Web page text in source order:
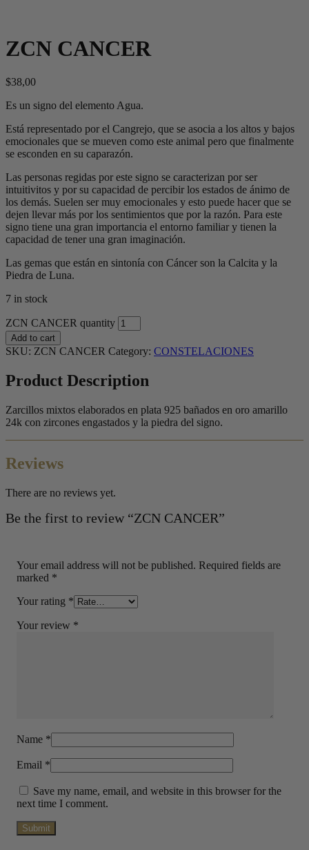
ZCN CANCER
$38,00
Es un signo del elemento Agua.
Está representado por el Cangrejo, que se asocia a los altos y bajos
emocionales que se mueven como este animal pero que finalmente
se esconden en su caparazón.
Las personas regidas por este signo se caracterizan por ser
intuitivitos y por su capacidad de percibir los estados de ánimo de
los demás. Suelen ser muy emocionales y esto puede hacer que se
dejen llevar más por los sentimientos que por la razón. Para este
signo tiene una gran importancia el entorno familiar y tienen la
capacidad de tener una gran imaginación.
Las gemas que están en sintonía con Cáncer son la Calcita y la
Piedra de Luna.
7 in stock
ZCN CANCER quantity
Add to cart
SKU: ZCN CANCER Category: CONSTELACIONES
Product Description
Zarcillos mixtos elaborados en plata 925 bañados en oro amarillo
24k con zircones engastados y la piedra del signo.
Reviews
There are no reviews yet.
Be the first to review “ZCN CANCER”
Your email address will not be published. Required fields are
marked *
Your rating *
Your review *
Name *
Email *
Save my name, email, and website in this browser for the
next time I comment.